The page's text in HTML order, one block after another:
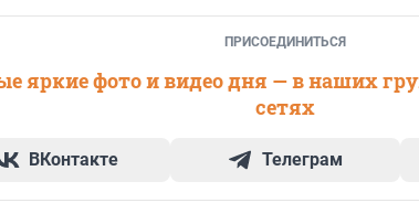
ПРИСОЕДИНИТЬСЯ
яркие фото и видео дня — в наших
сетях
ВКонтакте Телеграм